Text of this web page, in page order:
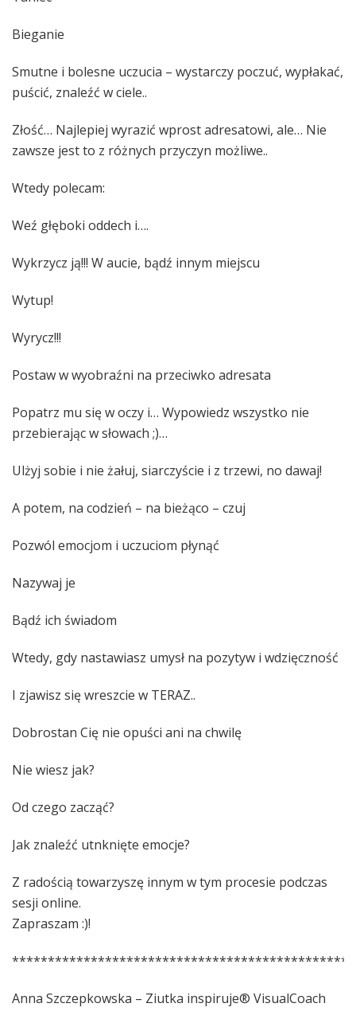
Bieganie
Smutne i bolesne uczucia – wystarczy poczuć, wypłakać,
puścić, znaleźć w ciele..
Złość… Najlepiej wyrazić wprost adresatowi, ale… Nie
zawsze jest to z różnych przyczyn możliwe..
Wtedy polecam:
Weź głęboki oddech i….
Wykrzycz ją!!! W aucie, bądź innym miejscu
Wytup!
Wyrycz!!!
Postaw w wyobraźni na przeciwko adresata
Popatrz mu się w oczy i… Wypowiedz wszystko nie
przebierając w słowach ;)…
Ulżyj sobie i nie żałuj, siarczyście i z trzewi, no dawaj!
A potem, na codzień – na bieżąco – czuj
Pozwól emocjom i uczuciom płynąć
Nazywaj je
Bądź ich świadom
Wtedy, gdy nastawiasz umysł na pozytyw i wdzięczność
I zjawisz się wreszcie w TERAZ..
Dobrostan Cię nie opuści ani na chwilę
Nie wiesz jak?
Od czego zacząć?
Jak znaleźć utnknięte emocje?
Z radością towarzyszę innym w tym procesie podczas
sesji online.
Zapraszam :)!
Anna Szczepkowska – Ziutka inspiruje® VisualCoach